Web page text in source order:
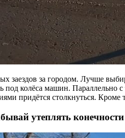
заездов за городом. Лучше
под колёса машин.
придётся столкнуться.
утеплять конечности